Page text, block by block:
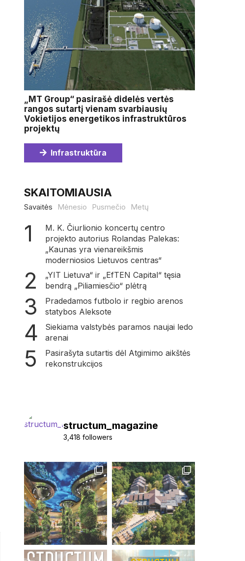
„MT Group“ pasirašė didelės vertės
rangos sutartį vienam svarbiausių
Vokietijos energetikos infrastruktūros
projektų
Infrastruktūra
SKAITOMIAUSIA
Savaitės Mėnesio Pusmečio Metų
M. K. Čiurlionio koncertų centro
projekto autorius Rolandas Palekas:
„Kaunas yra vienareikšmis
moderniosios Lietuvos centras“
„YIT Lietuva“ ir „EfTEN Capital“ tęsia
bendrą „Piliamiesčio“ plėtrą
Pradedamos futbolo ir regbio arenos
statybos Aleksote
Siekiama valstybės paramos naujai ledo
arenai
Pasirašyta sutartis dėl Atgimimo aikštės
rekonstrukcijos
structum_magazine
3,418 followers